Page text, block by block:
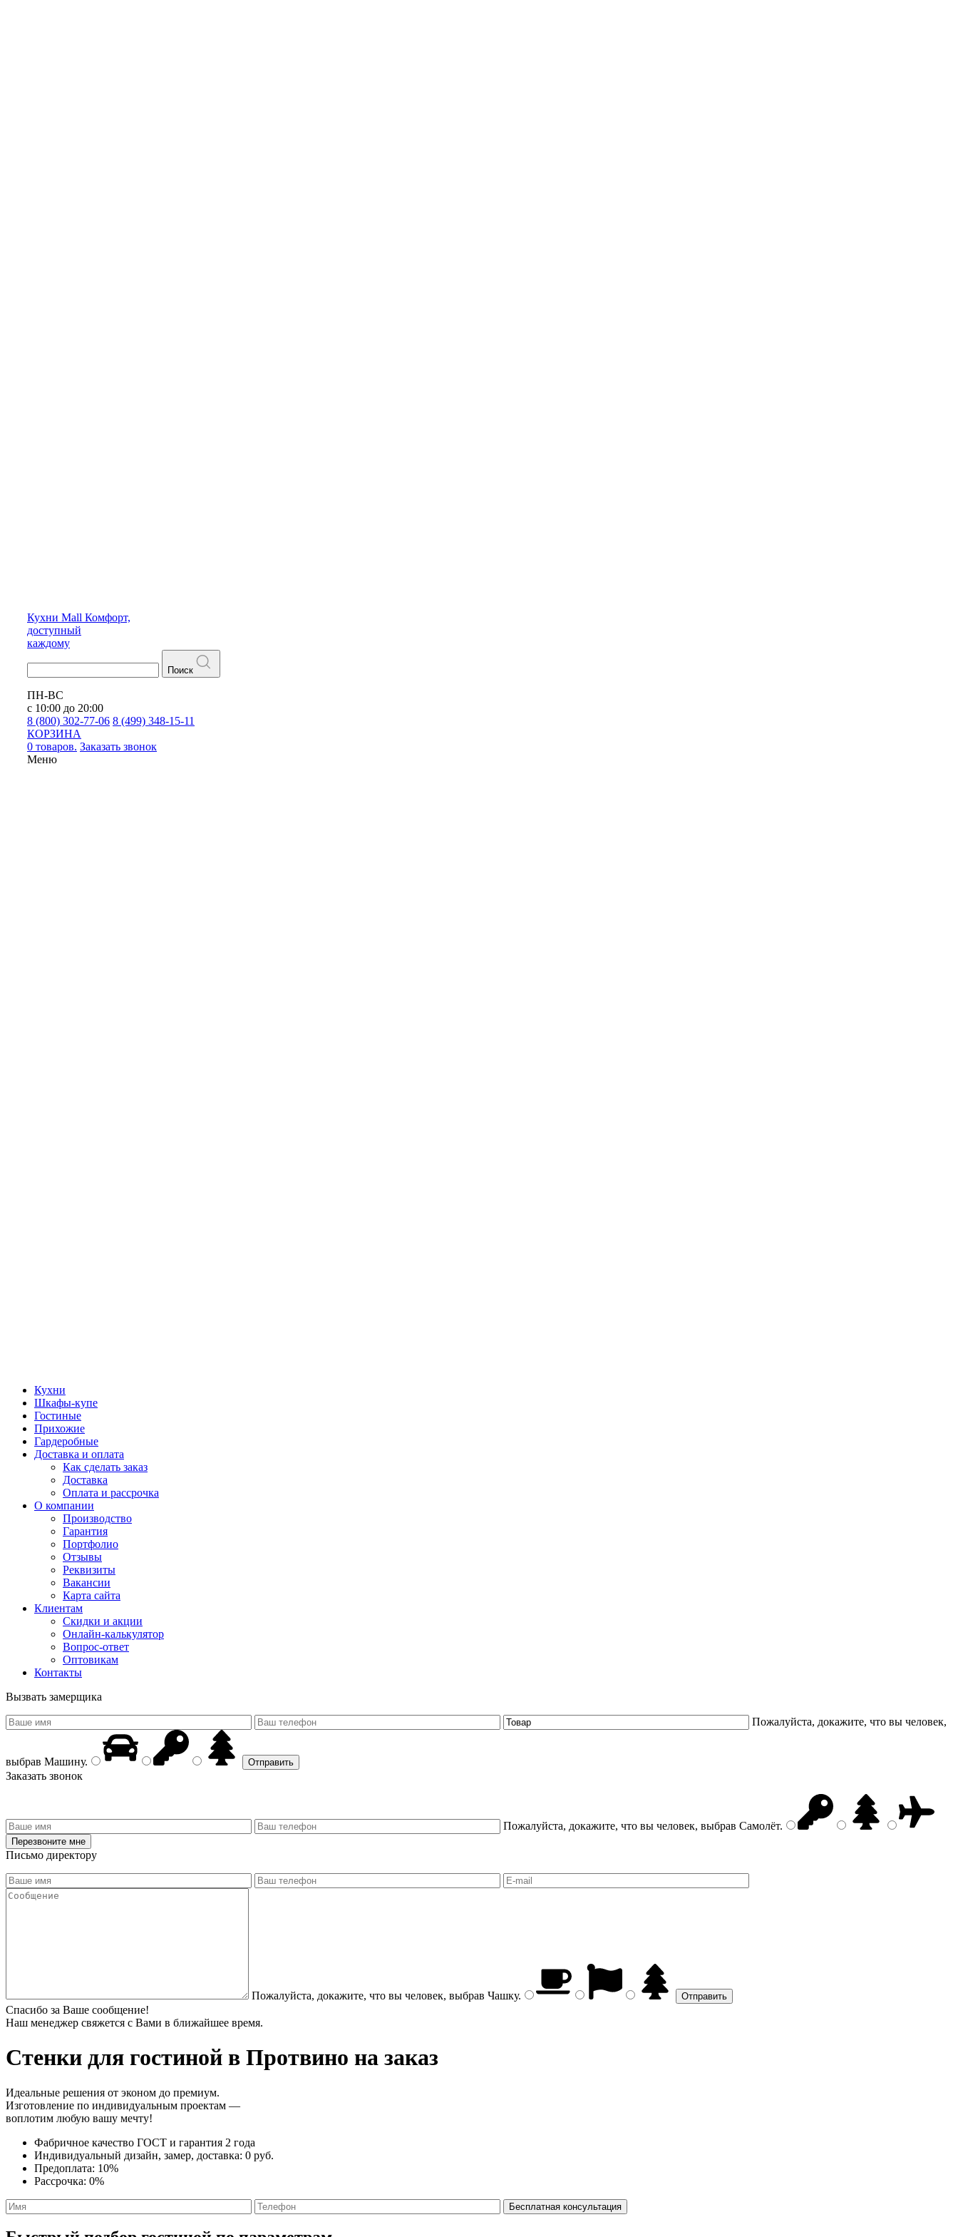
Кухни Mall Комфорт,
доступный
каждому
Поиск
ПН-ВС
с 10:00 до 20:00
8 (800) 302-77-06 8 (499) 348-15-11
КОРЗИНА
0 товаров. Заказать звонок
Меню
Кухни
Шкафы-купе
Гостиные
Прихожие
Гардеробные
Доставка и оплата
Как сделать заказ
Доставка
Оплата и рассрочка
О компании
Производство
Гарантия
Портфолио
Отзывы
Реквизиты
Вакансии
Карта сайта
Клиентам
Скидки и акции
Онлайн-калькулятор
Вопрос-ответ
Оптовикам
Контакты
Вызвать замерщика
Пожалуйста, докажите, что вы человек,
выбрав Машину.
Заказать звонок
Пожалуйста, докажите, что вы человек, выбрав Самолёт.
Письмо директору
Пожалуйста, докажите, что вы человек, выбрав Чашку.
Спасибо за Ваше сообщение!
Наш менеджер свяжется с Вами в ближайшее время.
Стенки для гостиной в Протвино на заказ
Идеальные решения от эконом до премиум.
Изготовление по индивидуальным проектам —
воплотим любую вашу мечту!
Фабричное качество ГОСТ и гарантия 2 года
Индивидуальный дизайн, замер, доставка: 0 руб.
Предоплата: 10%
Рассрочка: 0%